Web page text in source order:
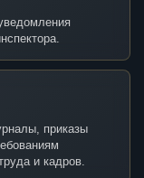
приказы
и кадров.